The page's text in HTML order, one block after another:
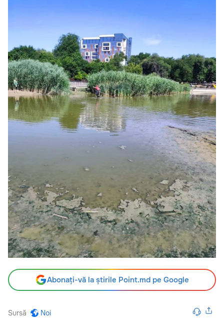
Abonați-vă la știrile Point.md pe Google
Sursă Noi